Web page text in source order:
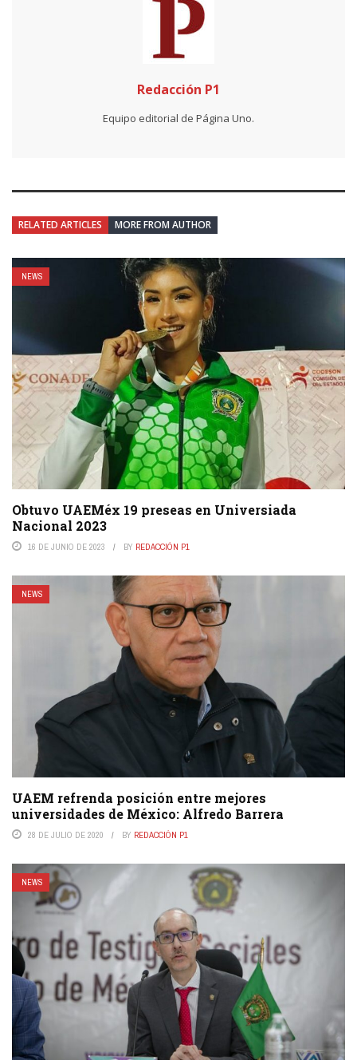
Redacción P1
Equipo editorial de Página Uno.
RELATED ARTICLES MORE FROM AUTHOR
NEWS
Obtuvo UAEMéx 19 preseas en Universiada
Nacional 2023
16 DE JUNIO DE 2023 BY REDACCIÓN P1
NEWS
UAEM refrenda posición entre mejores
universidades de México: Alfredo Barrera
28 DE JULIO DE 2020 BY REDACCIÓN P1
NEWS